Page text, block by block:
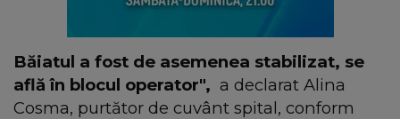
Băiatul a fost de asemenea stabilizat, se
află în blocul operator", a declarat Alina
Cosma, purtător de cuvânt spital, conform